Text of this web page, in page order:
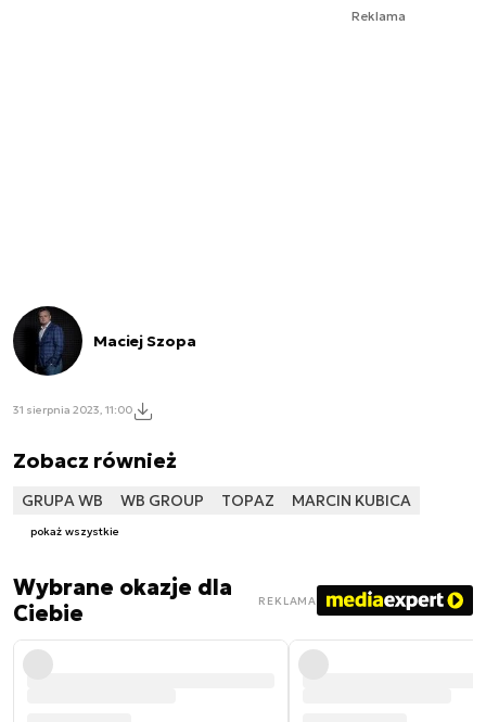
Reklama
Maciej Szopa
31 sierpnia 2023, 11:00
Zobacz również
GRUPA WB WB GROUP TOPAZ MARCIN KUBICA
pokaż wszystkie
Wybrane okazje dla
Ciebie
REKLAMA